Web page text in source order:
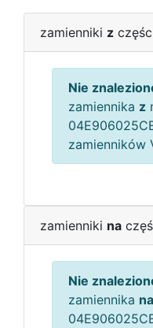
zamienniki z
Nie
zamiennika z
zamienników
zamienniki na
Nie
zamiennika na